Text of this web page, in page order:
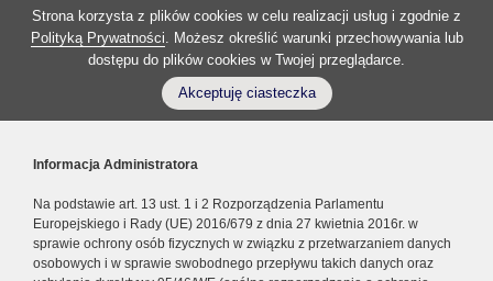
Strona korzysta z plików cookies w celu realizacji usług i zgodnie z
Polityką Prywatności. Możesz określić warunki przechowywania lub
dostępu do plików cookies w Twojej przeglądarce.
Akceptuję ciasteczka
Informacja Administratora
Na podstawie art. 13 ust. 1 i 2 Rozporządzenia Parlamentu
Europejskiego i Rady (UE) 2016/679 z dnia 27 kwietnia 2016r. w
sprawie ochrony osób fizycznych w związku z przetwarzaniem danych
osobowych i w sprawie swobodnego przepływu takich danych oraz